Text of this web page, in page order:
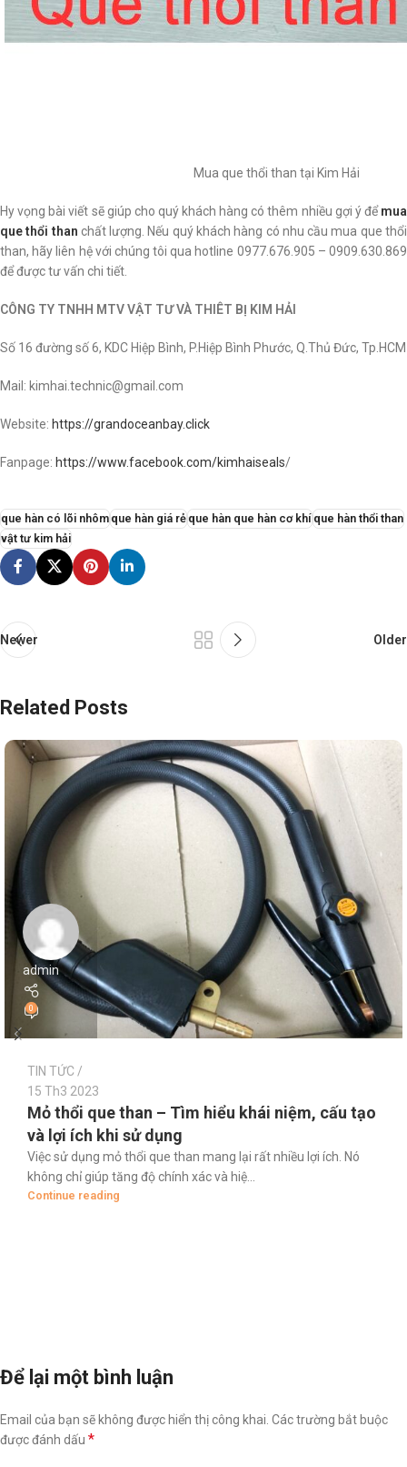
Mua que thổi than tại Kim Hải
Hy vọng bài viết sẽ giúp cho quý khách hàng có thêm nhiều gợi ý đểmua
que thổi than chất lượng. Nếu quý khách hàng có nhu cầu mua que thổi
than, hãy liên hệ với chúng tôi qua hotline 0977.676.905 – 0909.630.869
để được tư vấn chi tiết.
CÔNG TY TNHH MTV VẬT TƯ VÀ THIÊT BỊ KIM HẢI
Số 16 đường số 6, KDC Hiệp Bình, P.Hiệp Bình Phước, Q.Thủ Đức, Tp.HCM
Mail: kimhai.technic@gmail.com
Website: https://grandoceanbay.click
Fanpage: https://www.facebook.com/kimhaiseals/
que hàn có lõi nhômque hàn giá rẻque hàn que hàn cơ khíque hàn thổi than
vật tư kim hải
Newer Older
Related Posts
admin
0
TIN TỨC
15 Th3 2023
Mỏ thổi que than – Tìm hiểu khái niệm, cấu tạo
và lợi ích khi sử dụng
Việc sử dụng mỏ thổi que than mang lại rất nhiều lợi ích. Nó
không chỉ giúp tăng độ chính xác và hiệ...
Continue reading
Để lại một bình luận
Email của bạn sẽ không được hiển thị công khai. Các trường bắt buộc
được đánh dấu *